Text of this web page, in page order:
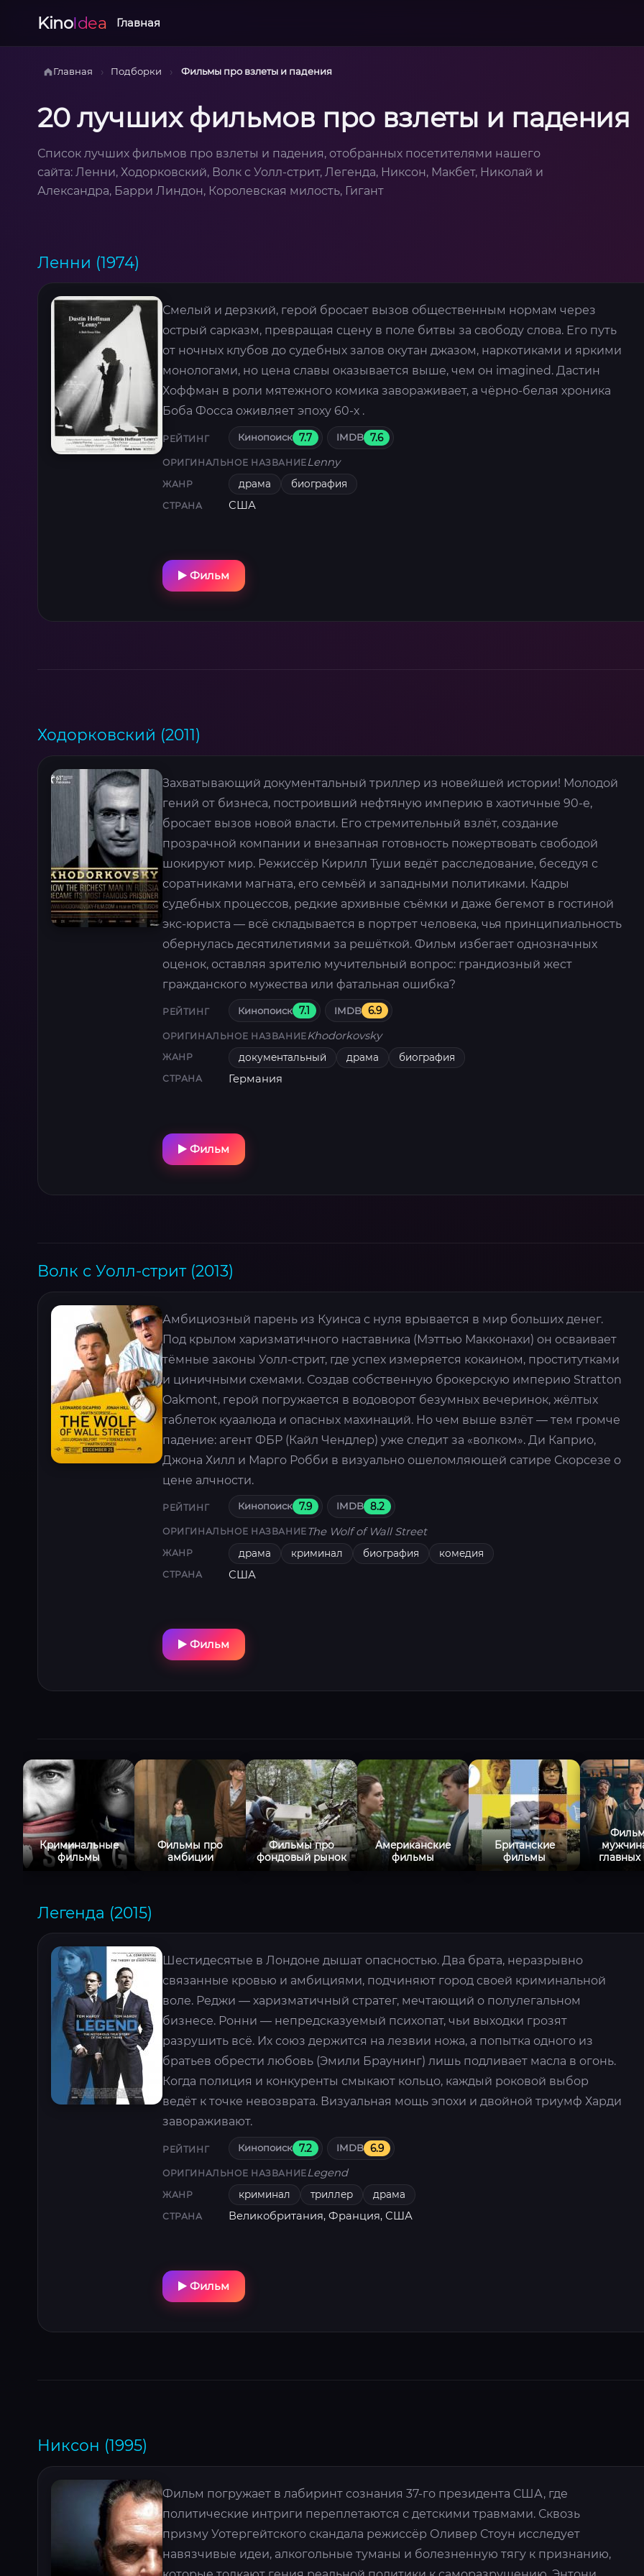
KinoIdea Главная
Главная › Подборки › Фильмы про взлеты и падения
20 лучших фильмов про взлеты и падения
Список лучших фильмов про взлеты и падения, отобранных посетителями нашего
сайта: Ленни, Ходорковский, Волк с Уолл-стрит, Легенда, Никсон, Макбет, Николай и
Александра, Барри Линдон, Королевская милость, Гигант
Ленни (1974)
Смелый и дерзкий, герой бросает вызов общественным нормам через
острый сарказм, превращая сцену в поле битвы за свободу слова. Его путь
от ночных клубов до судебных залов окутан джазом, наркотиками и яркими
монологами, но цена славы оказывается выше, чем он imagined. Дастин
Хоффман в роли мятежного комика завораживает, а чёрно-белая хроника
Боба Фосса оживляет эпоху 60-х .
РЕЙТИНГ Кинопоиск 7.7 IMDB 7.6
ОРИГИНАЛЬНОЕ НАЗВАНИЕLenny
ЖАНР драма биография
СТРАНА США
Фильм
Ходорковский (2011)
Захватывающий документальный триллер из новейшей истории! Молодой
гений от бизнеса, построивший нефтяную империю в хаотичные 90-е,
бросает вызов новой власти. Его стремительный взлёт, создание
прозрачной компании и внезапная готовность пожертвовать свободой
шокируют мир. Режиссёр Кирилл Туши ведёт расследование, беседуя с
соратниками магната, его семьёй и западными политиками. Кадры
судебных процессов, редкие архивные съёмки и даже бегемот в гостиной
экс-юриста — всё складывается в портрет человека, чья принципиальность
обернулась десятилетиями за решёткой. Фильм избегает однозначных
оценок, оставляя зрителю мучительный вопрос: грандиозный жест
гражданского мужества или фатальная ошибка?
РЕЙТИНГ Кинопоиск 7.1 IMDB 6.9
ОРИГИНАЛЬНОЕ НАЗВАНИЕKhodorkovsky
ЖАНР документальный драма биография
СТРАНА Германия
Фильм
Волк с Уолл-стрит (2013)
Амбициозный парень из Куинса с нуля врывается в мир больших денег.
Под крылом харизматичного наставника (Мэттью Макконахи) он осваивает
тёмные законы Уолл-стрит, где успех измеряется кокаином, проститутками
и циничными схемами. Создав собственную брокерскую империю Stratton
Oakmont, герой погружается в водоворот безумных вечеринок, жёлтых
таблеток куаалюда и опасных махинаций. Но чем выше взлёт — тем громче
падение: агент ФБР (Кайл Чендлер) уже следит за «волком». Ди Каприо,
Джона Хилл и Марго Робби в визуально ошеломляющей сатире Скорсезе о
цене алчности.
РЕЙТИНГ Кинопоиск 7.9 IMDB 8.2
ОРИГИНАЛЬНОЕ НАЗВАНИЕ The Wolf of Wall Street
ЖАНР драма криминал биография комедия
СТРАНА США
Фильм
Криминальные
фильмы
Фильмы про
амбиции
Фильмы про
фондовый рынок
Американские
фильмы
Британские
фильмы
главных
Легенда (2015)
Шестидесятые в Лондоне дышат опасностью. Два брата, неразрывно
связанные кровью и амбициями, подчиняют город своей криминальной
воле. Реджи — харизматичный стратег, мечтающий о полулегальном
бизнесе. Ронни — непредсказуемый психопат, чьи выходки грозят
разрушить всё. Их союз держится на лезвии ножа, а попытка одного из
братьев обрести любовь (Эмили Браунинг) лишь подливает масла в огонь.
Когда полиция и конкуренты смыкают кольцо, каждый роковой выбор
ведёт к точке невозврата. Визуальная мощь эпохи и двойной триумф Харди
завораживают.
РЕЙТИНГ Кинопоиск 7.2 IMDB 6.9
ОРИГИНАЛЬНОЕ НАЗВАНИЕLegend
ЖАНР криминал триллер драма
СТРАНА Великобритания, Франция, США
Фильм
Никсон (1995)
Фильм погружает в лабиринт сознания 37-го президента США, где
политические интриги переплетаются с детскими травмами. Сквозь
призму Уотергейтского скандала режиссёр Оливер Стоун исследует
навязчивые идеи, алкогольные туманы и болезненную тягу к признанию,